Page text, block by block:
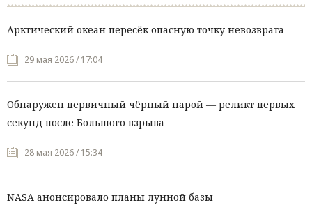
Арктический океан пересёк опасную точку невозврата
29 мая 2026 / 17:04
Обнаружен первичный чёрный нарой — реликт первых
секунд после Большого взрыва
28 мая 2026 / 15:34
NASA анонсировало планы лунной базы